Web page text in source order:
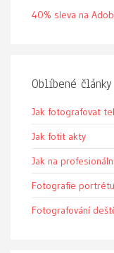
40% sleva na
Oblíbené články
Jak fotografovat
Jak fotit akty
Jak na
Fotografie portrétu
Fotografování